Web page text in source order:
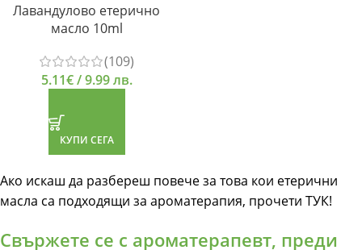
Лавандулово етерично
масло 10ml
(109)
5.11€/ 9.99 лв.
КУПИ СЕГА
Ако искаш да разбереш повече за това кои етерични
масла са подходящи за ароматерапия, прочети ТУК!
Свържете се с ароматерапевт, преди